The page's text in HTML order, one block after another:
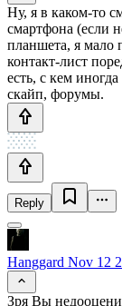
Ну, я в каком-то
смартфона (если
планшета, я мало
контакт-лист
есть, с кем
скайп, форумы.
Reply
Hanggard Nov 12
Зря Вы